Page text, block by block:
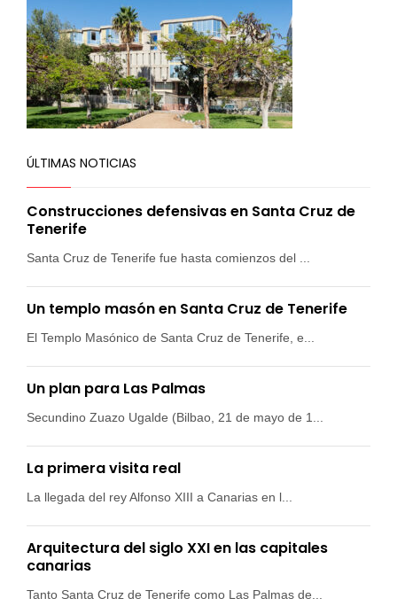
ÚLTIMAS NOTICIAS
Construcciones defensivas en Santa Cruz de
Tenerife
Santa Cruz de Tenerife fue hasta comienzos del ...
Un templo masón en Santa Cruz de Tenerife
El Templo Masónico de Santa Cruz de Tenerife, e...
Un plan para Las Palmas
Secundino Zuazo Ugalde (Bilbao, 21 de mayo de 1...
La primera visita real
La llegada del rey Alfonso XIII a Canarias en l...
Arquitectura del siglo XXI en las capitales
canarias
Tanto Santa Cruz de Tenerife como Las Palmas de...